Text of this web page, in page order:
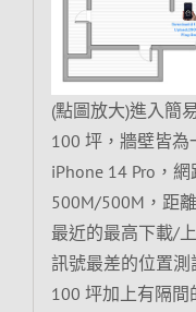
(點圖放大)進入簡
100 坪，牆壁皆
iPhone 14 Pro，
500M/500M，距
最近的最高下載/
訊號最差的位置
100 坪加上有隔間